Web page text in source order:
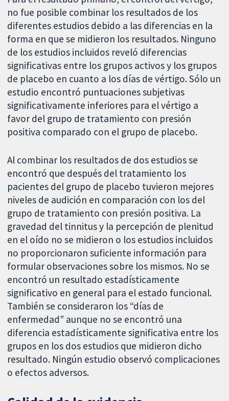
no fue posible combinar los resultados de los
diferentes estudios debido a las diferencias en la
forma en que se midieron los resultados. Ninguno
de los estudios incluidos reveló diferencias
significativas entre los grupos activos y los grupos
de placebo en cuanto a los días de vértigo. Sólo un
estudio encontró puntuaciones subjetivas
significativamente inferiores para el vértigo a
favor del grupo de tratamiento con presión
positiva comparado con el grupo de placebo.
Al combinar los resultados de dos estudios se
encontró que después del tratamiento los
pacientes del grupo de placebo tuvieron mejores
niveles de audición en comparación con los del
grupo de tratamiento con presión positiva. La
gravedad del tinnitus y la percepción de plenitud
en el oído no se midieron o los estudios incluidos
no proporcionaron suficiente información para
formular observaciones sobre los mismos. No se
encontró un resultado estadísticamente
significativo en general para el estado funcional.
También se consideraron los “días de
enfermedad” aunque no se encontró una
diferencia estadísticamente significativa entre los
grupos en los dos estudios que midieron dicho
resultado. Ningún estudio observó complicaciones
o efectos adversos.